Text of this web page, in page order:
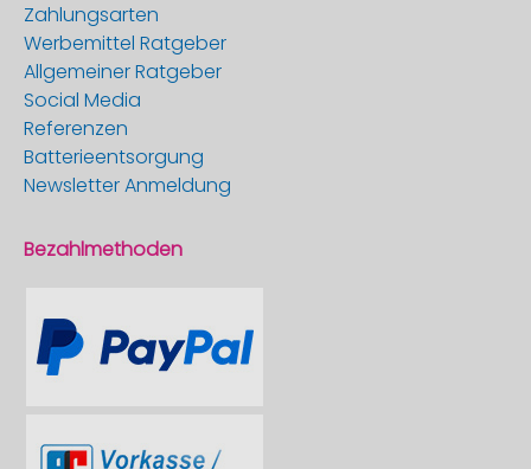
Zahlungsarten
Werbemittel Ratgeber
Allgemeiner Ratgeber
Social Media
Referenzen
Batterieentsorgung
Newsletter Anmeldung
Bezahlmethoden